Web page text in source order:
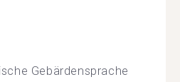
Gebärdensprache